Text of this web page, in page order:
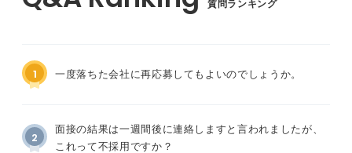
質問ランキング
1 一度落ちた会社に再応募してもよいのでしょうか。
2
面接の結果は一週間後に連絡しますと言われましたが、
これって不採用ですか？